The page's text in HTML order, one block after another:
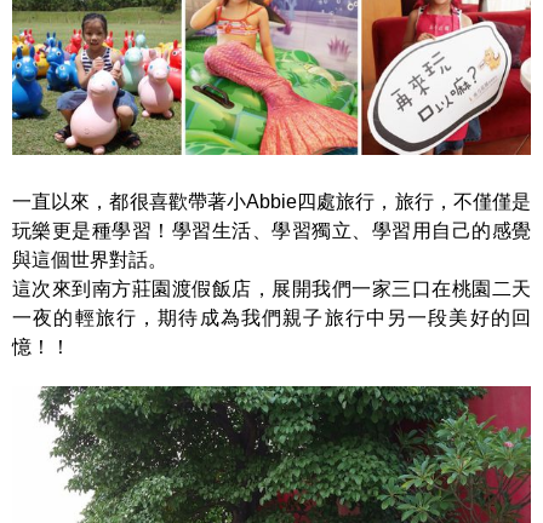
一直以來，都很喜歡帶著小Abbie四處旅行，旅行，不僅僅是
玩樂更是種學習！學習生活、學習獨立、學習用自己的感覺
與這個世界對話。
這次來到 南方莊園渡假飯店 ，展開我們一家三口在桃園二天
一夜的輕旅行，期待成為我們親子旅行中另一段美好的回
憶！！